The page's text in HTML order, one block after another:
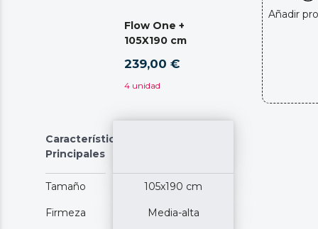
Flow One +
105X190 cm
239,00 €
4 unidad
Añadir
Características
Principales
Tamaño 105x190 cm
Firmeza Media-alta